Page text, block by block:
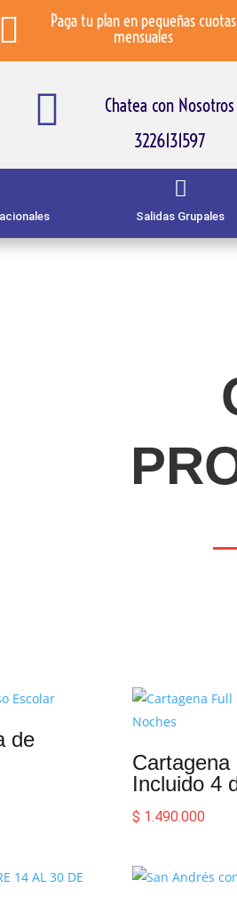
 Paga tu plan en pequeñas cuotas
mensuales

Chatea con Nosotros
3226131597

Salidas Grupales
de
Cartagena
Incluido 4
$ 1.490.000